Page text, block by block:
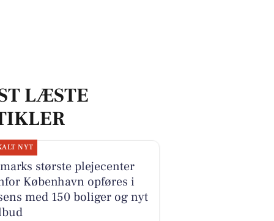
LÆSTE
NYT
største plejecenter
København opføres i
med 150 boliger og nyt